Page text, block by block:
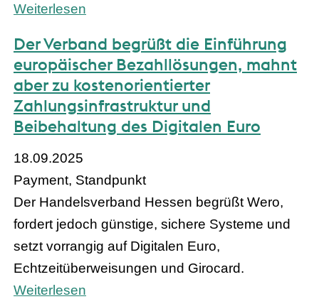
Weiterlesen
Der Verband begrüßt die Einführung
europäischer Bezahllösungen, mahnt
aber zu kostenorientierter
Zahlungsinfrastruktur und
Beibehaltung des Digitalen Euro
18.09.2025
Payment, Standpunkt
Der Handelsverband Hessen begrüßt Wero,
fordert jedoch günstige, sichere Systeme und
setzt vorrangig auf Digitalen Euro,
Echtzeitüberweisungen und Girocard.
Weiterlesen